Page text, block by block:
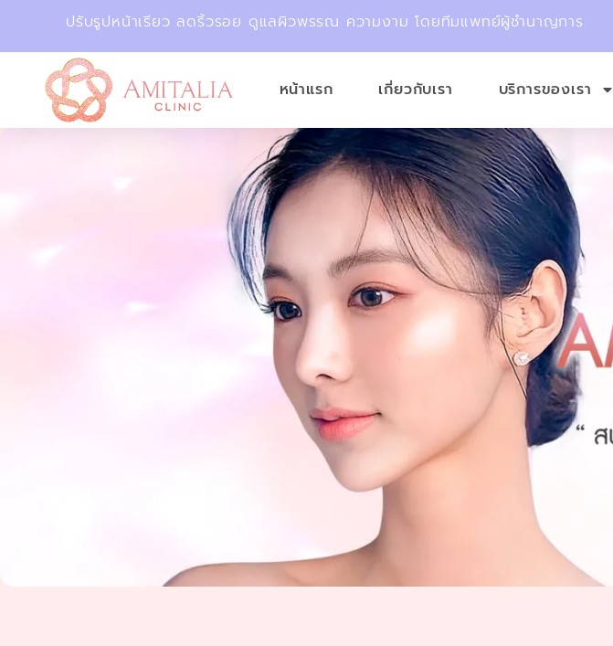
ปรับรูปหน้าเรียว ลดริ้วรอย ดูแลผิวพรรณ ความงาม โดยทีมแพทย์ผู้ชำนาญการ
หน้าแรก เกี่ยวกับเรา บริการของเรา